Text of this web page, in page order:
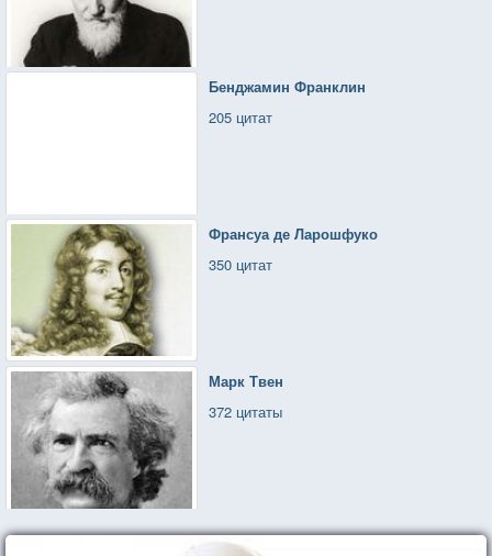
Бенджамин Франклин
205 цитат
Франсуа де Ларошфуко
350 цитат
Марк Твен
372 цитаты